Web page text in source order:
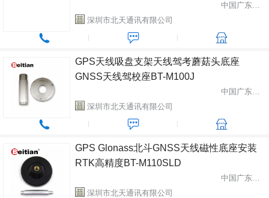
中国广东省深圳市
深圳市北天通讯有限公司
GPS天线吸盘支架天线驾考蘑菇头底座
GNSS天线驾校座BT-M100J
中国广东省深圳市
深圳市北天通讯有限公司
GPS Glonass北斗GNSS天线磁性底座安装
RTK高精度BT-M110SLD
中国广东省深圳市
深圳市北天通讯有限公司